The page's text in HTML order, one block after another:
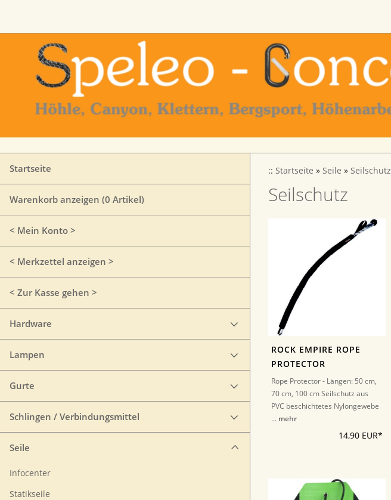
Startseite
Warenkorb anzeigen (0 Artikel)
< Mein Konto >
< Merkzettel anzeigen >
< Zur Kasse gehen >
Hardware
Lampen
Gurte
Schlingen / Verbindungsmittel
Seile
Infocenter
Statikseile
:: Startseite » Seile » Seilschutz
Seilschutz
ROCK EMPIRE ROPE
PROTECTOR
Rope Protector - Längen: 50 cm,
70 cm, 100 cm Seilschutz aus
PVC beschichtetes Nylongewebe
... mehr
14,90 EUR*